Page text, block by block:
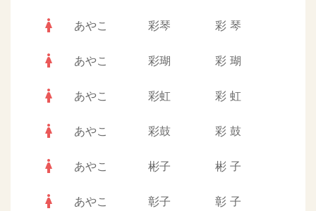
woman あやこ 彩琴 彩 琴
woman あやこ 彩瑚 彩 瑚
woman あやこ 彩虹 彩 虹
woman あやこ 彩鼓 彩 鼓
woman あやこ 彬子 彬 子
woman あやこ 彰子 彰 子